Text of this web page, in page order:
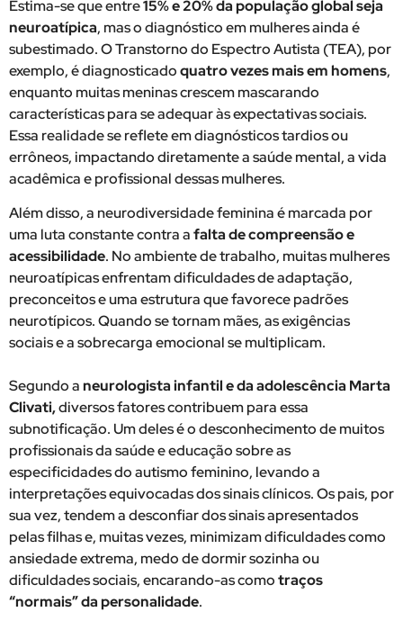
Estima-se que entre15% e 20% da população global seja
neuroatípica, mas o diagnóstico em mulheres ainda é
subestimado. O Transtorno do Espectro Autista (TEA), por
exemplo, é diagnosticadoquatro vezes mais em homens,
enquanto muitas meninas crescem mascarando
características para se adequar às expectativas sociais.
Essa realidade se reflete em diagnósticos tardios ou
errôneos, impactando diretamente a saúde mental, a vida
acadêmica e profissional dessas mulheres.
Além disso, a neurodiversidade feminina é marcada por
uma luta constante contra afalta de compreensão e
acessibilidade. No ambiente de trabalho, muitas mulheres
neuroatípicas enfrentam dificuldades de adaptação,
preconceitos e uma estrutura que favorece padrões
neurotípicos. Quando se tornam mães, as exigências
sociais e a sobrecarga emocional se multiplicam.
Segundo aneurologista infantil e da adolescência Marta
Clivati,diversos fatores contribuem para essa
subnotificação. Um deles é o desconhecimento de muitos
profissionais da saúde e educação sobre as
especificidades do autismo feminino, levando a
interpretações equivocadas dos sinais clínicos. Os pais, por
sua vez, tendem a desconfiar dos sinais apresentados
pelas filhas e, muitas vezes, minimizam dificuldades como
ansiedade extrema, medo de dormir sozinha ou
dificuldades sociais, encarando-as comotraços
“normais” da personalidade.